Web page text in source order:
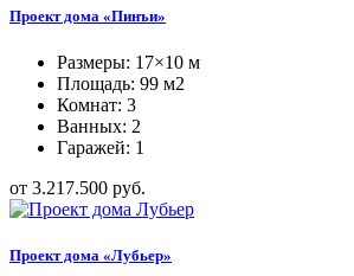
Проект дома «Пинъи»
Размеры: 17×10 м
Площадь: 99 м2
Комнат: 3
Ванных: 2
Гаражей: 1
от 3.217.500 руб.
Проект дома «Лубьер»